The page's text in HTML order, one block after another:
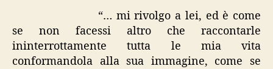
“… mi rivolgo a lei, ed è come
se non facessi altro che raccontarle
ininterrottamente tutta le mia vita
conformandola alla sua immagine, come se